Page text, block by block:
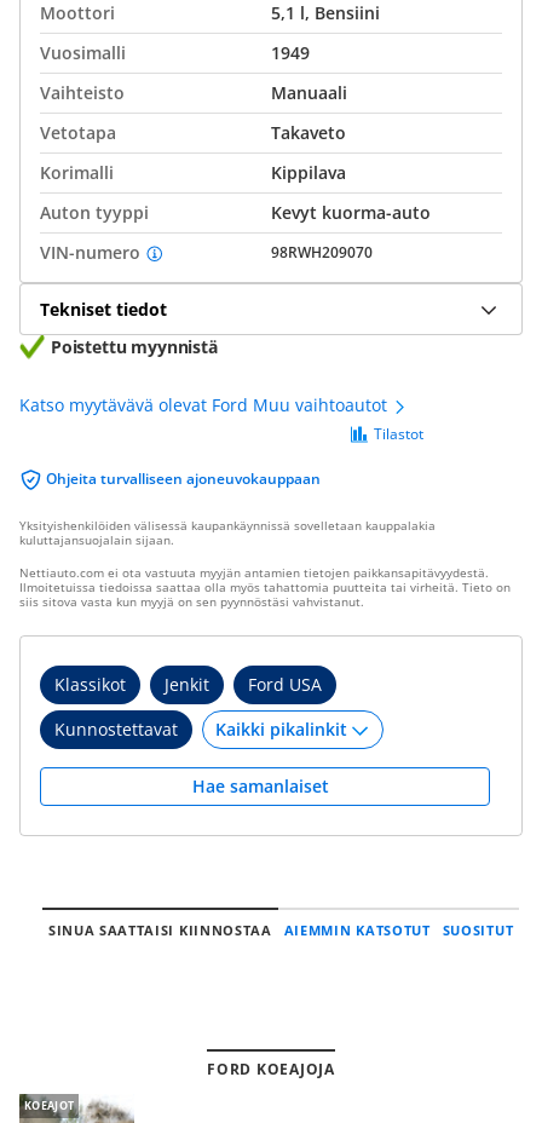
Moottori
5,1 l, Bensiini
Vuosimalli
1949
Vaihteisto
Manuaali
Vetotapa
Takaveto
Korimalli
Kippilava
Auton tyyppi
Kevyt kuorma-auto
VIN-numero
98RWH209070
Tekniset tiedot
Poistettu myynnistä
Katso myytävävä olevat Ford Muu vaihtoautot
Ohjeita turvalliseen ajoneuvokauppaan
Tilastot
Yksityishenkilöiden välisessä kaupankäynnissä sovelletaan kauppalakia
kuluttajansuojalain sijaan.
Nettiauto.com ei ota vastuuta myyjän antamien tietojen paikkansapitävyydestä.
Ilmoitetuissa tiedoissa saattaa olla myös tahattomia puutteita tai virheitä. Tieto on
siis sitova vasta kun myyjä on sen pyynnöstäsi vahvistanut.
Klassikot Jenkit
Ford USA
Kunnostettavat
Hae samanlaiset
SINUA SAATTAISI KIINNOSTAA AIEMMIN KATSOTUT SUOSITUT
FORD KOEAJOJA
KOEAJOT